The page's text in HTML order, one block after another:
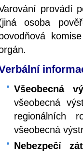
provádí
osoba
Všeobecná
všeobecná
regionálních
všeobecná
Nebezpečí